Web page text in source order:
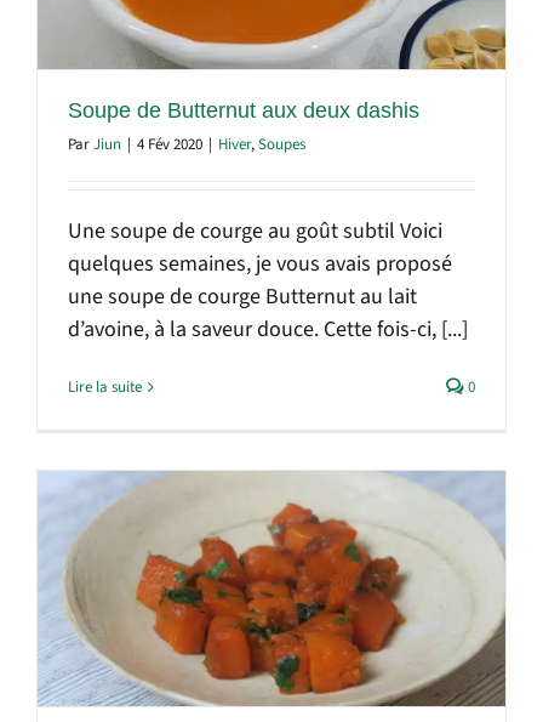
Soupe de Butternut aux deux dashis
ParJiun | 4 Fév 2020 | Hiver,Soupes
Une soupe de courge au goût subtil Voici
quelques semaines, je vous avais proposé
une soupe de courge Butternut au lait
d’avoine, à la saveur douce. Cette fois-ci, [...]
Lire la suite 0